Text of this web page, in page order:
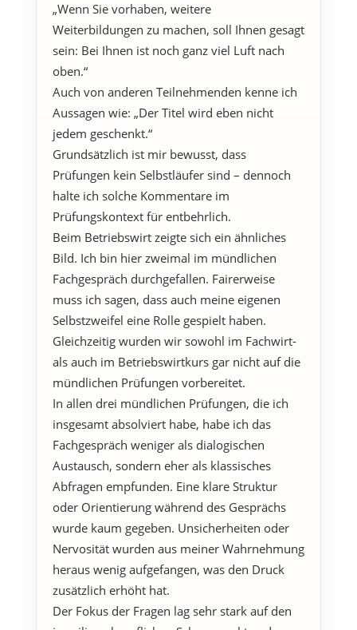
„Wenn Sie vorhaben, weitere
Weiterbildungen zu machen, soll Ihnen gesagt
sein: Bei Ihnen ist noch ganz viel Luft nach
oben.“
Auch von anderen Teilnehmenden kenne ich
Aussagen wie: „Der Titel wird eben nicht
jedem geschenkt.“
Grundsätzlich ist mir bewusst, dass
Prüfungen kein Selbstläufer sind – dennoch
halte ich solche Kommentare im
Prüfungskontext für entbehrlich.
Beim Betriebswirt zeigte sich ein ähnliches
Bild. Ich bin hier zweimal im mündlichen
Fachgespräch durchgefallen. Fairerweise
muss ich sagen, dass auch meine eigenen
Selbstzweifel eine Rolle gespielt haben.
Gleichzeitig wurden wir sowohl im Fachwirt-
als auch im Betriebswirtkurs gar nicht auf die
mündlichen Prüfungen vorbereitet.
In allen drei mündlichen Prüfungen, die ich
insgesamt absolviert habe, habe ich das
Fachgespräch weniger als dialogischen
Austausch, sondern eher als klassisches
Abfragen empfunden. Eine klare Struktur
oder Orientierung während des Gesprächs
wurde kaum gegeben. Unsicherheiten oder
Nervosität wurden aus meiner Wahrnehmung
heraus wenig aufgefangen, was den Druck
zusätzlich erhöht hat.
Der Fokus der Fragen lag sehr stark auf den